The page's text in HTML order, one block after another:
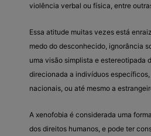
violência verbal ou física, entre
Essa atitude muitas vezes está
medo do desconhecido, ignorância
uma visão simplista e estereotipada
direcionada a indivíduos
nacionais, ou até mesmo a
A xenofobia é considerada uma
dos direitos humanos, e pode ter